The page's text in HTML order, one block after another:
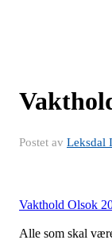
Postet av Leksdal
Vakthold Olsok
Alle som skal